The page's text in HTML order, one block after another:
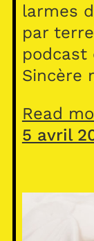
larmes
par
podcast
Sincère
Read
5 avril